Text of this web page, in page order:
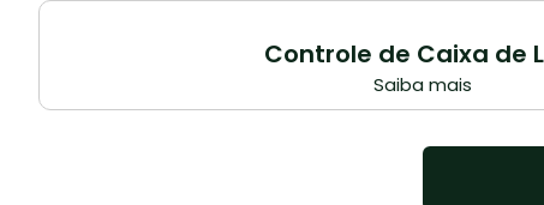
Controle de Caixa de
Saiba mais